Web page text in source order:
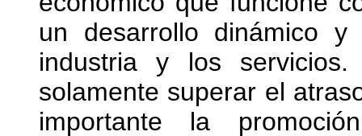
un desarrollo dinámico
industria y los
solamente superar el
importante la